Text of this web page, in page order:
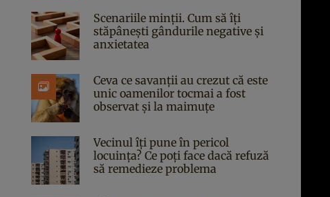
Scenariile minții. Cum să îți
stăpânești gândurile negative și
anxietatea
Ceva ce savanții au crezut că este
unic oamenilor tocmai a fost
observat și la maimuțe
Vecinul îți pune în pericol
locuința? Ce poți face dacă refuză
să remedieze problema